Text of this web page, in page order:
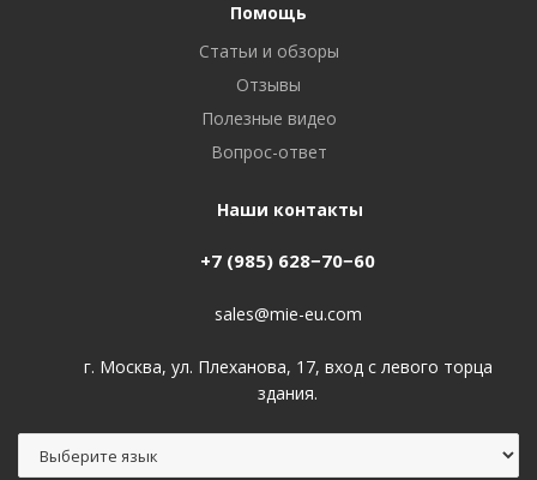
Помощь
Статьи и обзоры
Отзывы
Полезные видео
Вопрос-ответ
Наши контакты
+7 (985) 628−70−60
sales@mie-eu.com
г. Москва, ул. Плеханова, 17, вход с левого торца
здания.